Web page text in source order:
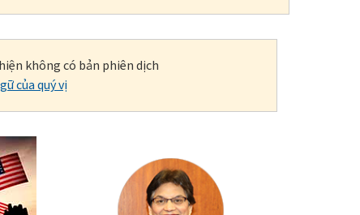
không có bản phiên dịch
của quý vị